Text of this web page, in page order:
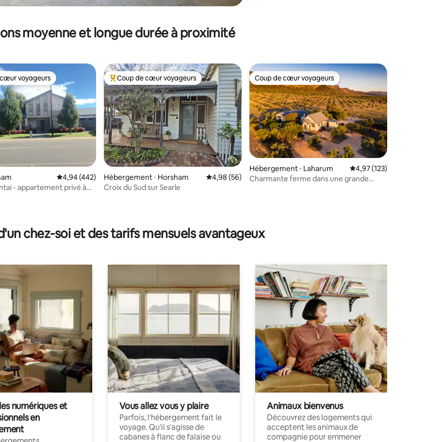
moyenne et longue durée à proximité
de 122 commentaires : 4,96 sur 5
voyageurs les plus appréciés
voyageurs
Évaluation moyenne sur la base de 442 commentaires : 4,94 sur 5
4,94 (442)
- appartement privé à
Coups de cœur voyageurs les plus appréciés
Coup de cœur voyageurs
Hébergement ⋅ Horsham Évaluation moyenne sur la base de 56 commentaires : 4,98 sur 5
4,98 (56)
Croix du Sud sur Searle
Coup de cœur voyageurs
Coup de cœur voyageurs
Hébergement ⋅ Laharum Évaluation moyenne
4,97 (123)
Charmante ferme dans une grande
chez-soi et des tarifs mensuels avantageux
numériques et
en
Vous allez vous y plaire
Parfois, l'hébergement fait le
voyage. Qu'il s'agisse de
cabanes à flanc de falaise ou
Animaux bienvenus
Découvrez des logements qui
acceptent les animaux de
compagnie pour emmener